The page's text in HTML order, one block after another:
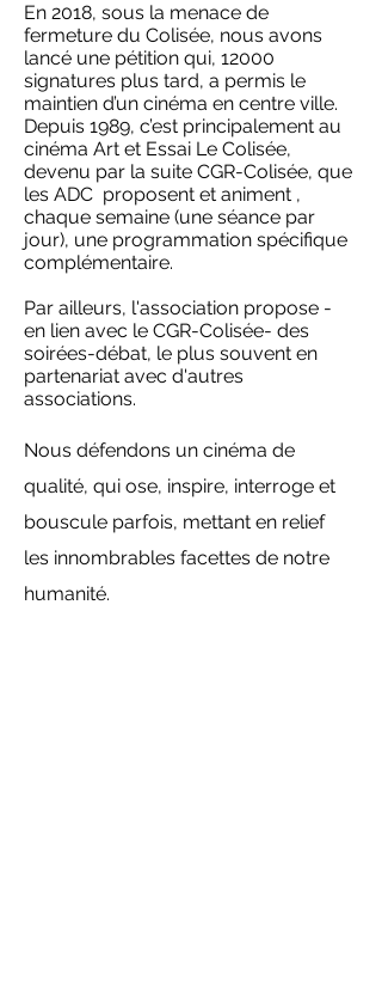
En 2018, sous la menace de
fermeture du Colisée, nous avons
lancé une pétition qui, 12000
signatures plus tard, a permis le
maintien d’un cinéma en centre ville.
Depuis 1989, c’est principalement au
cinéma Art et Essai Le Colisée,
devenu par la suite CGR-Colisée, que
les ADC proposent et animent ,
chaque semaine (une séance par
jour), une programmation spécifique
complémentaire.
Par ailleurs, l'association propose -
en lien avec le CGR-Colisée- des
soirées-débat, le plus souvent en
partenariat avec d'autres
associations.
Nous défendons un cinéma de
qualité, qui ose, inspire, interroge et
bouscule parfois, mettant en relief
les innombrables facettes de notre
humanité.